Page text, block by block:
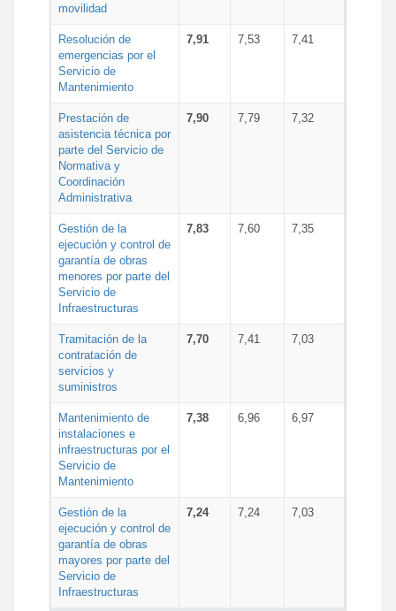
movilidad
Resolución de
emergencias por el
Servicio de
Mantenimiento
7,91 7,53 7,41
Prestación de
asistencia técnica por
parte del Servicio de
Normativa y
Coordinación
Administrativa
7,90 7,79 7,32
Gestión de la
ejecución y control de
garantía de obras
menores por parte del
Servicio de
Infraestructuras
7,83 7,60 7,35
Tramitación de la
contratación de
servicios y
suministros
7,70 7,41 7,03
Mantenimiento de
instalaciones e
infraestructuras por el
Servicio de
Mantenimiento
7,38 6,96 6,97
Gestión de la
ejecución y control de
garantía de obras
mayores por parte del
Servicio de
Infraestructuras
7,24 7,24 7,03